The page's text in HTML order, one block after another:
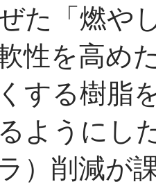
た「燃や
性を高め
する樹脂
ようにし
ラ）削減が